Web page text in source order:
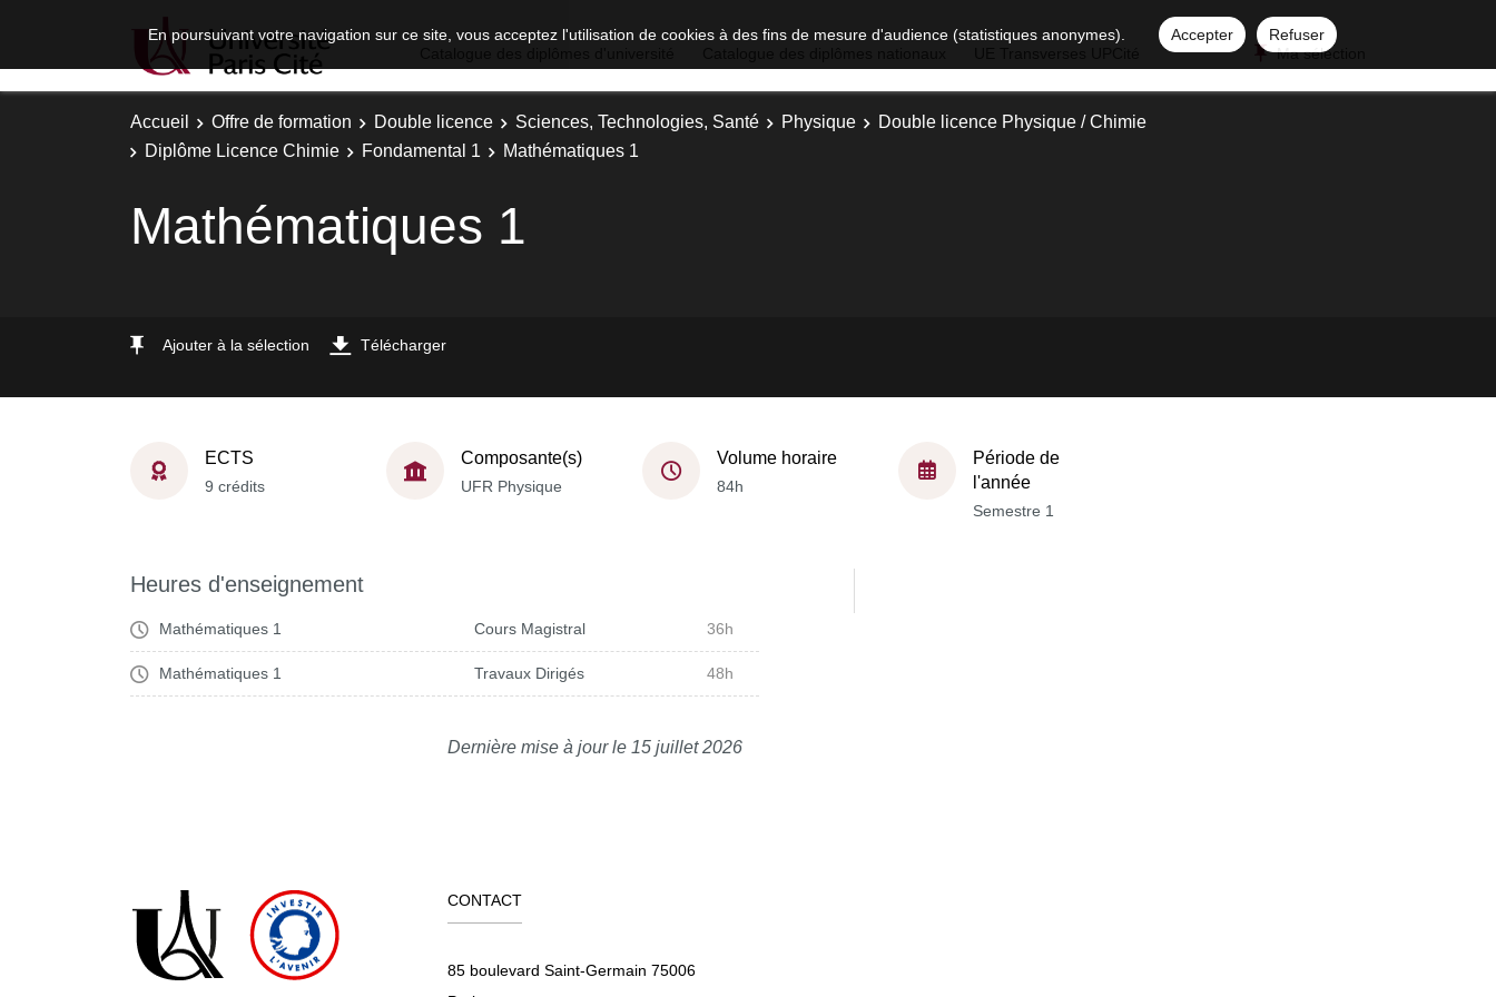
En poursuivant votre navigation sur ce site, vous acceptez l'utilisation de cookies à des fins de mesure d'audience (statistiques anonymes). Accepter
Refuser
Ma sélection
Accueil Offre de formation Double licence Sciences, Technologies, Santé Physique
Double licence Physique / Chimie
Diplôme Licence Chimie
Fondamental 1 Mathématiques 1
Mathématiques 1
Ajouter à la sélection Télécharger
ECTS
9 crédits
Composante(s)
UFR Physique
Volume horaire
84h
Période de
l'année
Semestre 1
Heures d'enseignement
Mathématiques 1 Cours Magistral 36h
Mathématiques 1 Travaux Dirigés 48h
Dernière mise à jour le 15 juillet 2026
CONTACT
85 boulevard Saint-Germain 75006